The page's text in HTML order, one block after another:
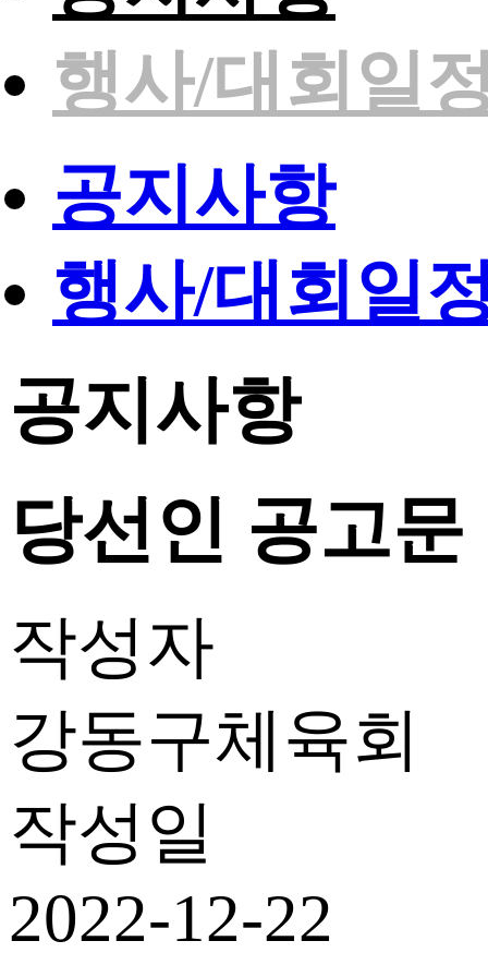
행사/대회일
공지사항
행사/대회일
공지사항
당선인 공고문
작성자
강동구체육회
작성일
2022-12-22